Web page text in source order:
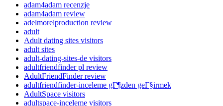
adam4adam recenzje
adam4adam review
adelmorelproduction review
adult
Adult dating sites visitors
adult sites
adult-dating-sites-de visitors
adultfriendfinder pl review
AdultFriendFinder review
adultfriendfinder-inceleme gГ¶zden geГ§irmek
AdultSpace visitors
adultspace-inceleme visitors